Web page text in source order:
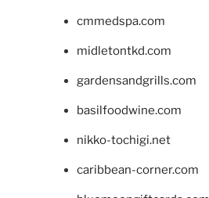
cmmedspa.com
midletontkd.com
gardensandgrills.com
basilfoodwine.com
nikko-tochigi.net
caribbean-corner.com